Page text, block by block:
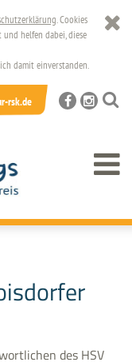
rsk.de
des HSV
. Cookies
helfen dabei, diese
damit einverstanden.